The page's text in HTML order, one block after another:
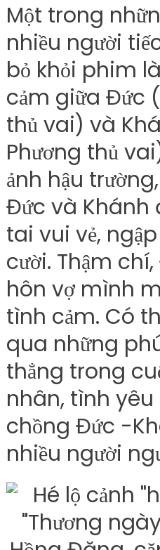
Một trong
nhiều người
bỏ khỏi phim
cảm giữa Đức
thủ vai) và
Phương thủ
ảnh hậu
Đức và Khánh
tai vui vẻ,
cười. Thậm
hôn vợ mình
tình cảm. Có
qua những
thẳng trong
nhân, tình yêu
chồng Đức -
nhiều người